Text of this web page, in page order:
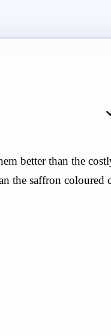
better than the
the saffron